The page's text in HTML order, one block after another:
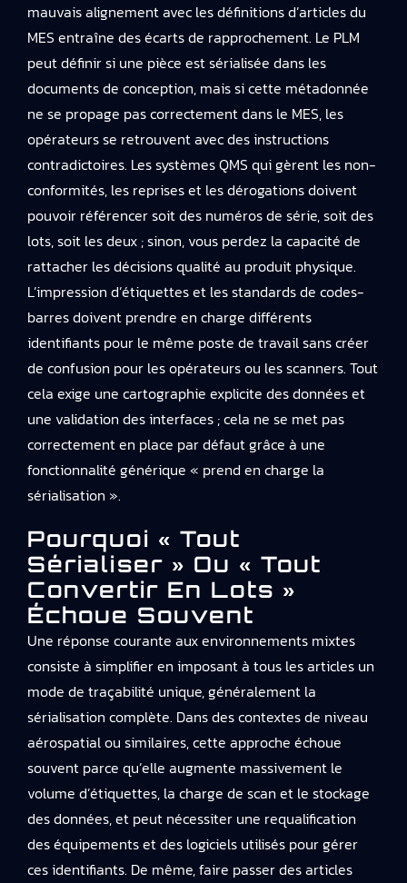
mauvais alignement avec les définitions d’articles du
MES entraîne des écarts de rapprochement. Le PLM
peut définir si une pièce est sérialisée dans les
documents de conception, mais si cette métadonnée
ne se propage pas correctement dans le MES, les
opérateurs se retrouvent avec des instructions
contradictoires. Les systèmes QMS qui gèrent les non-
conformités, les reprises et les dérogations doivent
pouvoir référencer soit des numéros de série, soit des
lots, soit les deux ; sinon, vous perdez la capacité de
rattacher les décisions qualité au produit physique.
L’impression d’étiquettes et les standards de codes-
barres doivent prendre en charge différents
identifiants pour le même poste de travail sans créer
de confusion pour les opérateurs ou les scanners. Tout
cela exige une cartographie explicite des données et
une validation des interfaces ; cela ne se met pas
correctement en place par défaut grâce à une
fonctionnalité générique « prend en charge la
sérialisation ».
Pourquoi « Tout
Sérialiser » Ou « Tout
Convertir En Lots »
Échoue Souvent
Une réponse courante aux environnements mixtes
consiste à simplifier en imposant à tous les articles un
mode de traçabilité unique, généralement la
sérialisation complète. Dans des contextes de niveau
aérospatial ou similaires, cette approche échoue
souvent parce qu’elle augmente massivement le
volume d’étiquettes, la charge de scan et le stockage
des données, et peut nécessiter une requalification
des équipements et des logiciels utilisés pour gérer
ces identifiants. De même, faire passer des articles